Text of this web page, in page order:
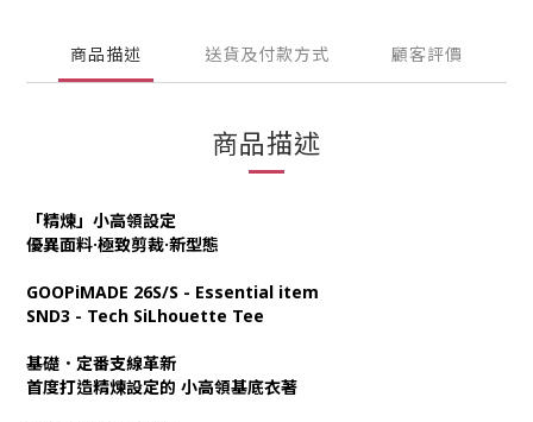
商品描述 送貨及付款方式 顧客評價
商品描述
「精煉」小高領設定
優異面料·極致剪裁·新型態
GOOPiMADE 26S/S - Essential item
SND3 - Tech SiLhouette Tee
基礎．定番支線革新
首度打造精煉設定的 小高領基底衣著